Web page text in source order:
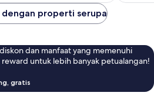
dengan properti serupa
dan manfaat yang memenuhi
reward untuk lebih banyak petualangan!
gratis